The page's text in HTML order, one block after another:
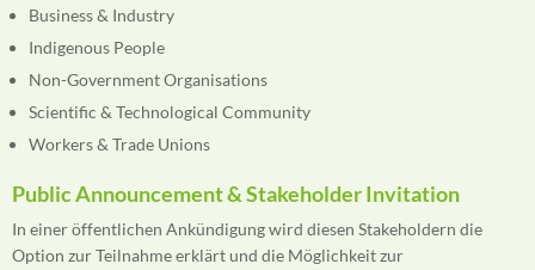
Business & Industry
Indigenous People
Non-Government Organisations
Scientific & Technological Community
Workers & Trade Unions
Public Announcement & Stakeholder Invitation
In einer öffentlichen Ankündigung wird diesen Stakeholdern die
Option zur Teilnahme erklärt und die Möglichkeit zur